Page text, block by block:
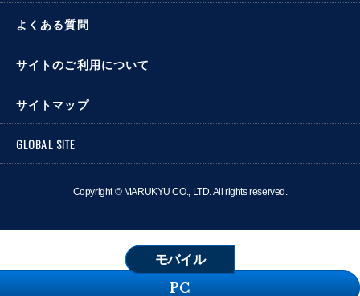
よくある質問
サイトのご利用について
サイトマップ
GLOBAL SITE
Copyright © MARUKYU CO., LTD. All rights reserved.
モバイル
PC